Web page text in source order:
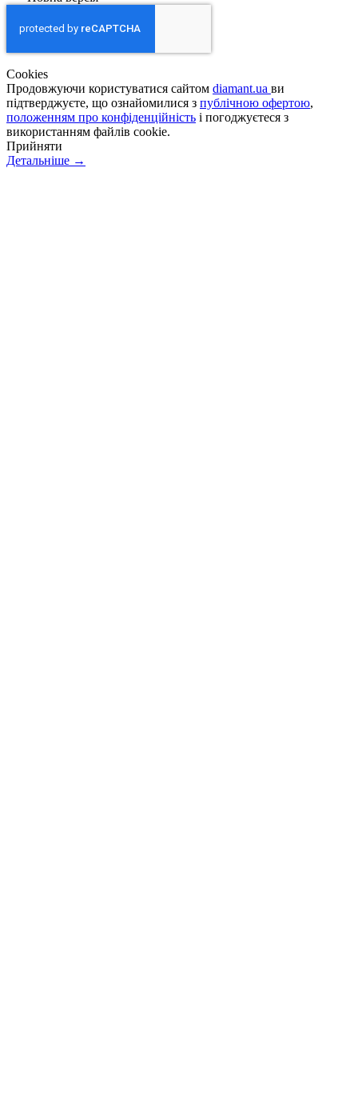
Сookies
Продовжуючи користуватися сайтом diamant.ua ви
підтверджуєте, що ознайомилися з публічною офертою,
положенням про конфіденційність і погоджуєтеся з
використанням файлів cookie.
Прийняти
Детальніше →